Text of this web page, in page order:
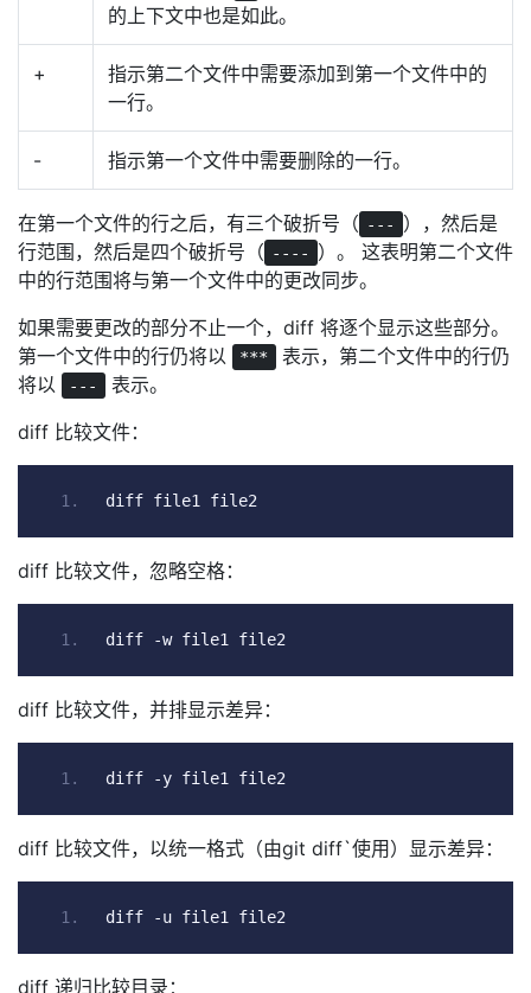
的上下文中也是如此。
+
指示第二个文件中需要添加到第一个文件中的
一行。
- 指示第一个文件中需要删除的一行。
在第一个文件的行之后，有三个破折号（ ---
），然后是
行范围，然后是四个破折号（ ----
）。 这表明第二个文件
中的行范围将与第一个文件中的更改同步。
如果需要更改的部分不止一个，diff 将逐个显示这些部分。
第一个文件中的行仍将以
***
表示，第二个文件中的行仍
将以
---
表示。
diff 比较文件：
diff file1 file2
diff 比较文件，忽略空格：
diff -w file1 file2
diff 比较文件，并排显示差异：
diff -y file1 file2
diff 比较文件，以统一格式（由git diff`使用）显示差异：
diff -u file1 file2
diff 递归比较目录：